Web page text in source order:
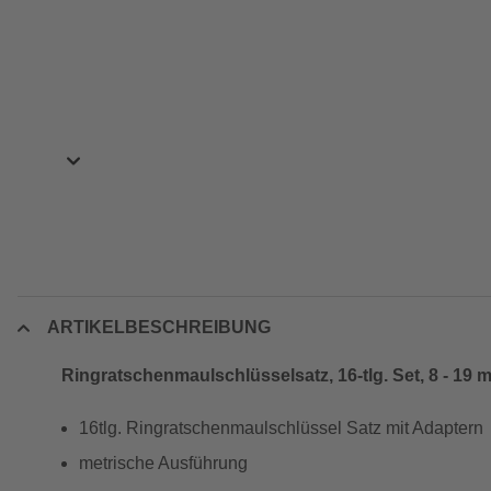
ARTIKELBESCHREIBUNG
Ringratschenmaulschlüsselsatz, 16-tlg. Set, 8 - 19
16tlg. Ringratschenmaulschlüssel Satz mit Adaptern
metrische Ausführung